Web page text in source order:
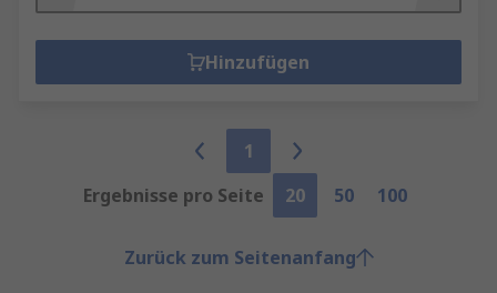
Hinzufügen
1
Ergebnisse pro Seite
20 50 100
Zurück zum Seitenanfang